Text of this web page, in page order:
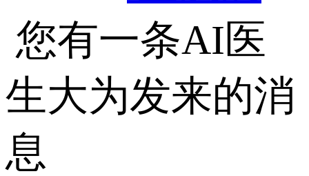
您有一条AI医
生大为发来的消
息